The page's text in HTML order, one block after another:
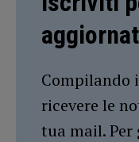
Compilando
ricevere le
tua mail.